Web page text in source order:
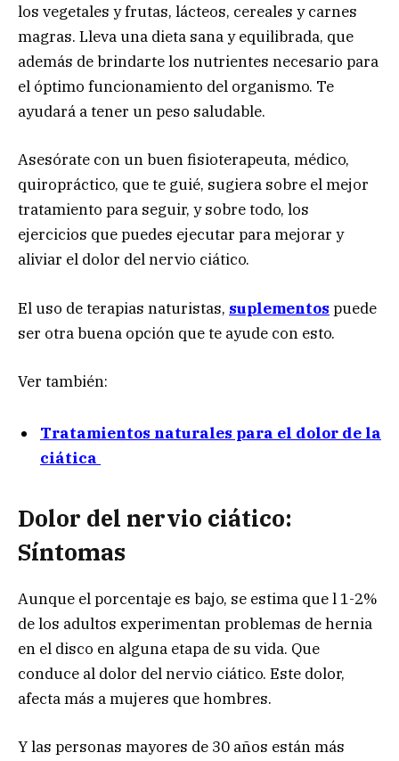
los vegetales y frutas, lácteos, cereales y carnes
magras. Lleva una dieta sana y equilibrada, que
además de brindarte los nutrientes necesario para
el óptimo funcionamiento del organismo. Te
ayudará a tener un peso saludable.
Asesórate con un buen fisioterapeuta, médico,
quiropráctico, que te guié, sugiera sobre el mejor
tratamiento para seguir, y sobre todo, los
ejercicios que puedes ejecutar para mejorar y
aliviar el dolor del nervio ciático.
El uso de terapias naturistas, suplementos puede
ser otra buena opción que te ayude con esto.
Ver también:
Tratamientos naturales para el dolor de la
ciática
Dolor del nervio ciático:
Síntomas
Aunque el porcentaje es bajo, se estima que l 1-2%
de los adultos experimentan problemas de hernia
en el disco en alguna etapa de su vida. Que
conduce al dolor del nervio ciático. Este dolor,
afecta más a mujeres que hombres.
Y las personas mayores de 30 años están más